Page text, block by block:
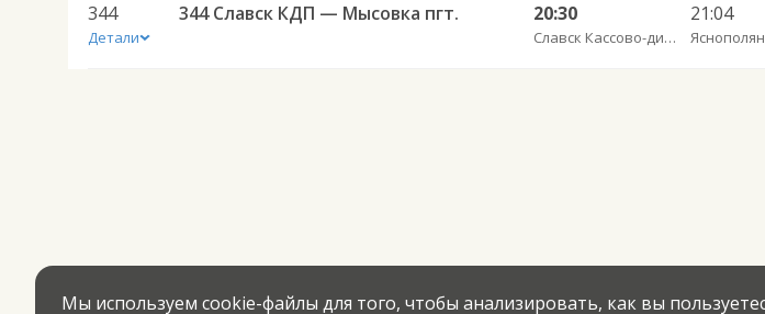
344
Детали
344 Славск КДП — Мысовка пгт. 20:30
Славск Кассово-диспетчрский пункт
21:04
Мы используем cookie-файлы для того, чтобы анализировать, как вы